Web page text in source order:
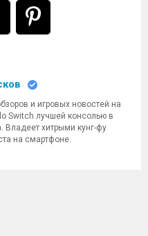
и игровых новостей на
Switch лучшей консолью в
Владеет хитрыми кунг-фу
на смартфоне.